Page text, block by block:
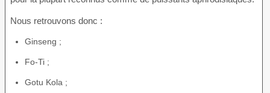
Nous retrouvons donc :
Ginseng ;
Fo-Ti ;
Gotu Kola ;